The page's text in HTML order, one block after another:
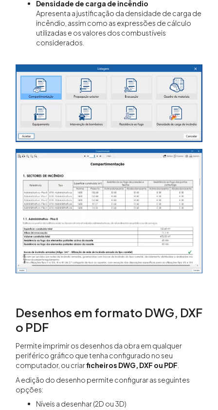
Densidade de carga de incêndio
Apresenta a justificação da densidade de carga de
incêndio, assim como as expressões de cálculo
utilizadas e os valores dos combustíveis
considerados.
Desenhos em formato DWG, DXF
o PDF
Permite imprimir os desenhos da obra em qualquer
periférico gráfico que tenha configurado no seu
computador, ou criarficheiros DWG, DXF ou PDF
A edição do desenho permite configurar as seguintes
opções:
Níveis a desenhar (2D ou 3D)